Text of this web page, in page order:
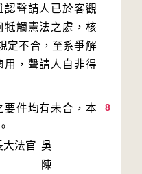
認聲請人已於客觀
牴觸憲法之處，核
定不合，至系爭解
用，聲請人自非得
8
要件均有未合，本
大法官 吳
陳